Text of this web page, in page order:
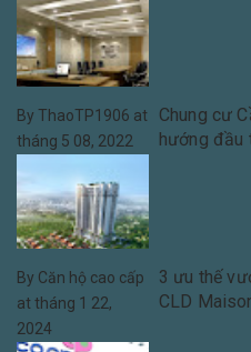
Chung cư
hướng đầu
By ThaoTP1906 at
tháng 5 08, 2022
3 ưu thế
CLD
By Căn hộ cao cấp
attháng 1 22,
2024